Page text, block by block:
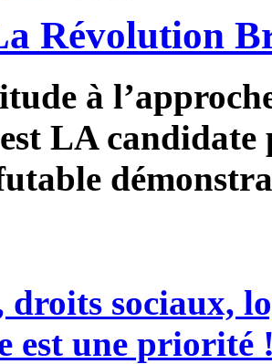
Révolution
à
LA candidate
droits sociaux,
est une priorité